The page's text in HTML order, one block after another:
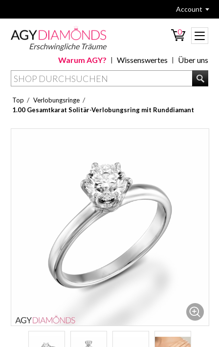
Account
Erschwingliche Träume
0
Über uns
Wissenswertes
Warum AGY?
Top / Verlobungsringe /
1.00 Gesamtkarat Solitär-Verlobungsring mit Runddiamant